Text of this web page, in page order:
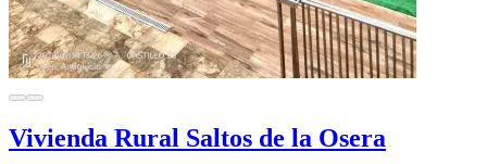
Vivienda Rural Saltos de la Osera